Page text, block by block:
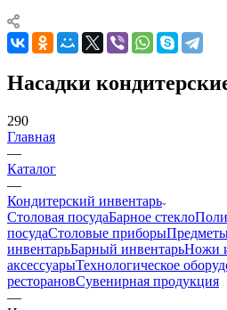
Насадки
290
Главная
—
Каталог
—
Кондитерский инвентарь
Столовая посудаБарное стекло
посудаСтоловые приборы
инвентарьБарный инвентарьНожи
аксессуарыТехнологическое
ресторановСувенирная продукция
—